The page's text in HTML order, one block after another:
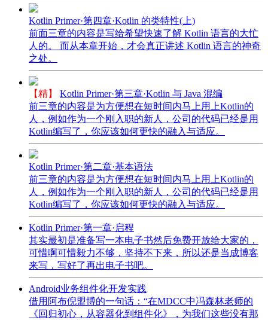
Kotlin Primer·第四章·Kotlin 的类特性(上)
前面三章的内容是写给希望快速了解 Kotlin 语言的大忙
人的。 而从本章开始，才会真正讲述 Kotlin 语言的神奇
之处。
【精】
Kotlin Primer·第三章·Kotlin 与 Java 混编
前三章的内容是为方便想在短时间内马上用上Kotlin的
人，例如作为一个刚入职的新人，公司的代码已经是用
Kotlin编写了，你应该如何更快的融入与适应。
Kotlin Primer·第二章·基本语法
前三章的内容是为方便想在短时间内马上用上Kotlin的
人，例如作为一个刚入职的新人，公司的代码已经是用
Kotlin编写了，你应该如何更快的融入与适应。
Kotlin Primer·第一章·启程
其实最初是准备写一本电子书然后免费开放给大家的，
可惜啊可惜毅力不够，坚持不下来，所以还是当成博客
来写，写好了再出电子书吧。
Android业务组件化开发实践
借用阿布倪盟博的一句话：“在MDCC中冯森林老师的
《回归初心，从容器化到组件化》，为我们这些没有那